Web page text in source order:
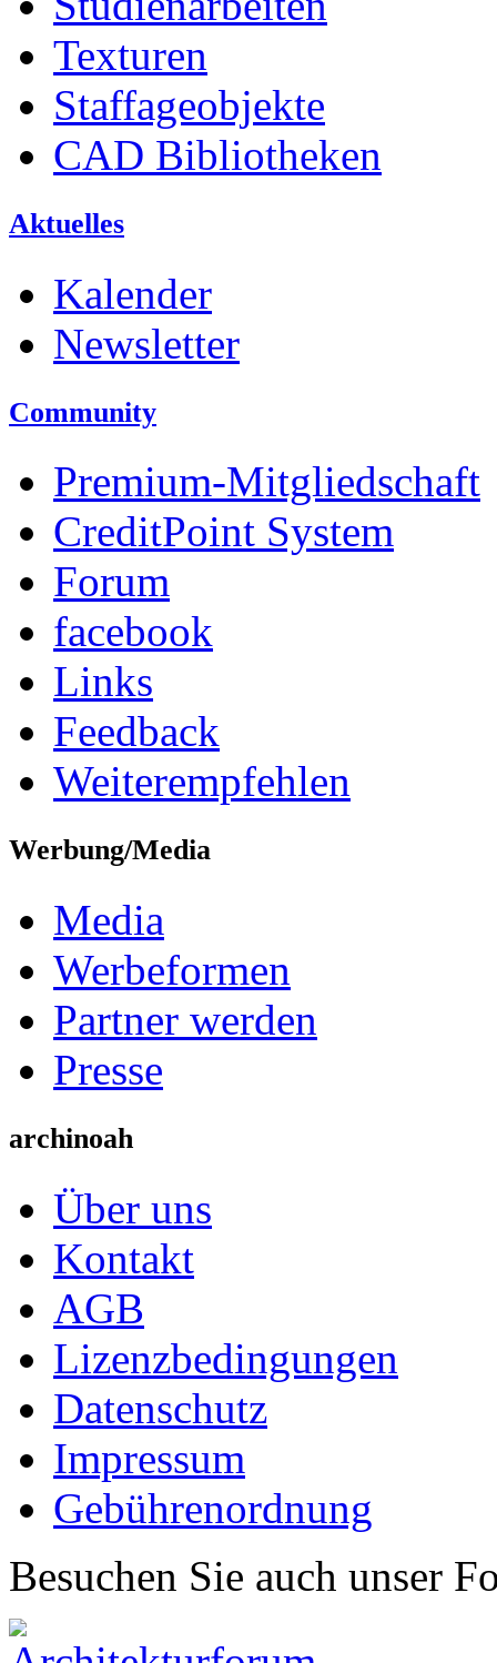
Texturen
Staffageobjekte
CAD Bibliotheken
Aktuelles
Kalender
Newsletter
Community
Premium-Mitgliedschaft
CreditPoint System
Forum
facebook
Links
Feedback
Weiterempfehlen
Werbung/Media
Media
Werbeformen
Partner werden
Presse
archinoah
Über uns
Kontakt
AGB
Lizenzbedingungen
Datenschutz
Impressum
Gebührenordnung
Besuchen Sie auch unser